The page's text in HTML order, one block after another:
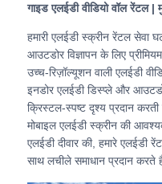
उत्पादों
वीडियो
वीआर शो
हमारे बारे में
गाइड एलईडी वीडियो वॉल रेंटल
हमारी एलईडी स्क्रीन रेंटल सेवा
आउटडोर विज्ञापन के लिए
उच्च-रिज़ॉल्यूशन वाली एलईडी
इनडोर एलईडी डिस्प्ले और
क्रिस्टल-स्पष्ट दृश्य प्रदान
मोबाइल एलईडी स्क्रीन की
एलईडी दीवार की, हमारे
साथ लचीले समाधान प्रदान करते